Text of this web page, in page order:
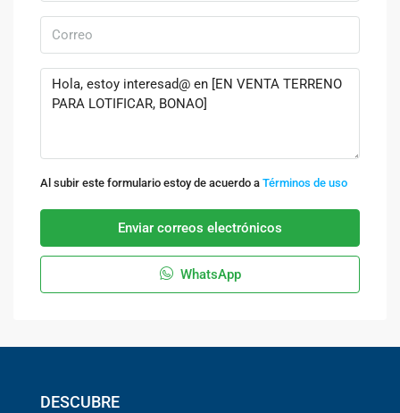
Al subir este formulario estoy de acuerdo a Términos de uso
Enviar correos electrónicos
WhatsApp
DESCUBRE